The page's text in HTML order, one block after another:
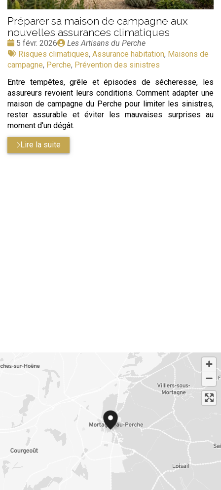
Préparer sa maison de campagne aux
nouvelles assurances climatiques
Date
:
5 févr. 2026
Publié
par
Les Artisans du Perche
Tags
:
Risques climatiques, Assurance habitation, Maisons de
campagne, Perche, Prévention des sinistres
Entre tempêtes, grêle et épisodes de sécheresse, les
assureurs revoient leurs conditions. Comment adapter une
maison de campagne du Perche pour limiter les sinistres,
rester assurable et éviter les mauvaises surprises au
moment d'un dégât.
Lire la suite